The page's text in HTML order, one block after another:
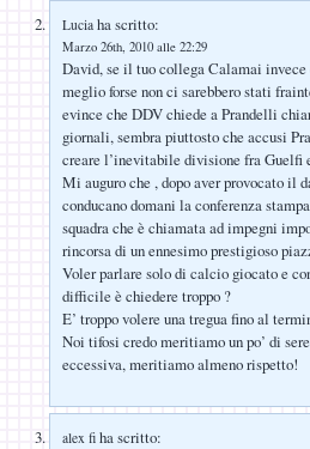
Lucia ha scritto:
Marzo 26th, 2010 alle 22:29
David, se il tuo collega Calamai invece
meglio forse non ci sarebbero stati
evince che DDV chiede a Prandelli
giornali, sembra piuttosto che accusi
creare l’inevitabile divisione fra
Mi auguro che , dopo aver provocato il
conducano domani la conferenza
squadra che è chiamata ad impegni
rincorsa di un ennesimo prestigioso
Voler parlare solo di calcio giocato e
difficile è chiedere troppo ?
E’ troppo volere una tregua fino al
Noi tifosi credo meritiamo un po’ di
eccessiva, meritiamo almeno rispetto!
alex fi ha scritto: